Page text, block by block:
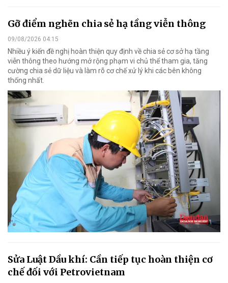
Gỡ điểm nghẽn chia sẻ hạ tầng viễn thông
09/08/2026 04:15
Nhiều ý kiến đề nghị hoàn thiện quy định về chia sẻ cơ sở hạ tầng
viễn thông theo hướng mở rộng phạm vi chủ thể tham gia, tăng
cường chia sẻ dữ liệu và làm rõ cơ chế xử lý khi các bên không
thống nhất.
Sửa Luật Dầu khí: Cần tiếp tục hoàn thiện cơ
chế đối với Petrovietnam